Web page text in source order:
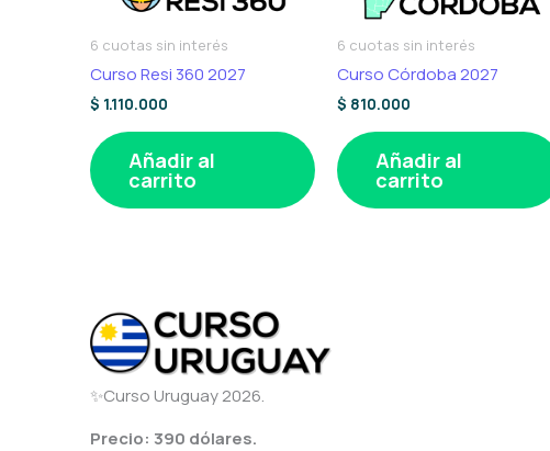
6 cuotas sin interés
Curso Resi 360 2027
$ 1.110.000
Añadir al
carrito
6 cuotas sin interés
Curso Córdoba 2027
$ 810.000
Añadir al
carrito
✨Curso Uruguay 2026.
Precio: 390 dólares.